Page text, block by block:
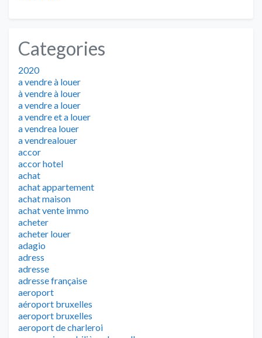
Categories
2020
a vendre à louer
à vendre à louer
a vendre a louer
a vendre et a louer
a vendrea louer
a vendrealouer
accor
accor hotel
achat
achat appartement
achat maison
achat vente immo
acheter
acheter louer
adagio
adress
adresse
adresse française
aeroport
aéroport bruxelles
aeroport bruxelles
aeroport de charleroi